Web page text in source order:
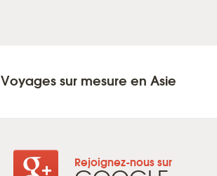
Voyages sur mesure en Asie
Rejoignez-nous sur